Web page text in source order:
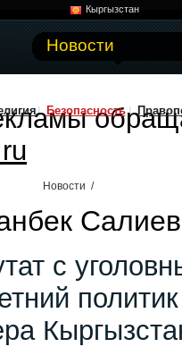
Кыргызстан
Новости
Безопасность
Новости /
с